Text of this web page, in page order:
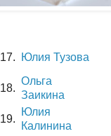
17. Юлия Тузова
18.
Ольга
Заикина
19.
Юлия
Калинина